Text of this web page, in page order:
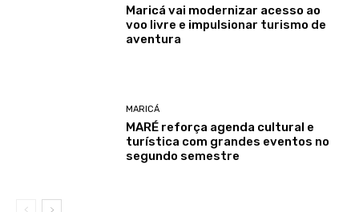
Maricá vai modernizar acesso ao
voo livre e impulsionar turismo de
aventura
MARICÁ
MARÉ reforça agenda cultural e
turística com grandes eventos no
segundo semestre